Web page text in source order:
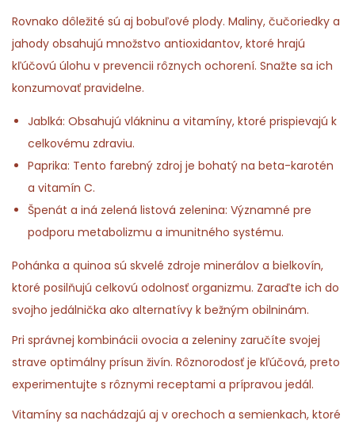
Rovnako dôležité sú aj bobuľové plody. Maliny, čučoriedky a
jahody obsahujú množstvo antioxidantov, ktoré hrajú
kľúčovú úlohu v prevencii rôznych ochorení. Snažte sa ich
konzumovať pravidelne.
Jablká: Obsahujú vlákninu a vitamíny, ktoré prispievajú k
celkovému zdraviu.
Paprika: Tento farebný zdroj je bohatý na beta-karotén
a vitamín C.
Špenát a iná zelená listová zelenina: Významné pre
podporu metabolizmu a imunitného systému.
Pohánka a quinoa sú skvelé zdroje minerálov a bielkovín,
ktoré posilňujú celkovú odolnosť organizmu. Zaraďte ich do
svojho jedálnička ako alternatívy k bežným obilninám.
Pri správnej kombinácii ovocia a zeleniny zaručíte svojej
strave optimálny prísun živín. Rôznorodosť je kľúčová, preto
experimentujte s rôznymi receptami a prípravou jedál.
Vitamíny sa nachádzajú aj v orechoch a semienkach, ktoré